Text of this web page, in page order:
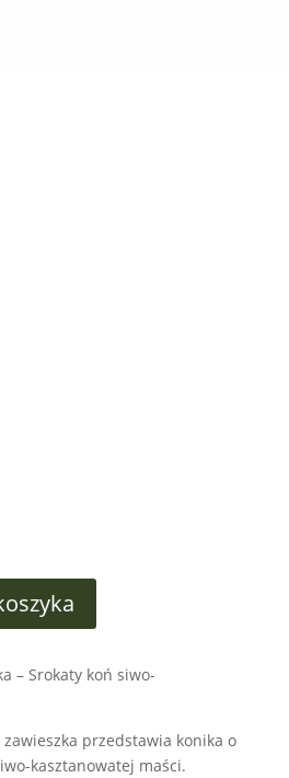
– Srokaty koń siwo-
przedstawia konika o
kasztanowatej maści.